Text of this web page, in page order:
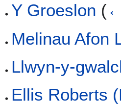
Y Groeslon (
Melinau Afon
Llwyn-y-
Ellis Roberts